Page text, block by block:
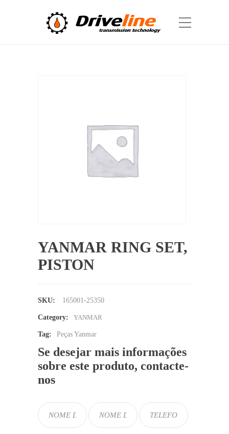
YANMAR RING SET,
PISTON
SKU: 165001-25350
Category: YANMAR
Tag: Peças Yanmar
Se desejar mais informações
sobre este produto, contacte-
nos